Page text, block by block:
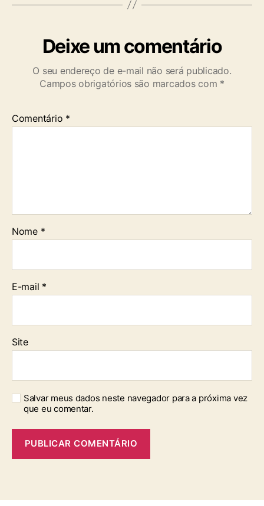
Deixe um comentário
O seu endereço de e-mail não será publicado.
Campos obrigatórios são marcados com *
Comentário *
Nome *
E-mail *
Site
Salvar meus dados neste navegador para a próxima vez
que eu comentar.